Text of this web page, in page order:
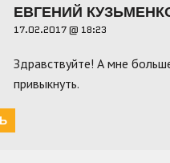
ЕВГЕНИЙ
17.02.2017 @ 18:23
Здравствуйте! А мне
привыкнуть.